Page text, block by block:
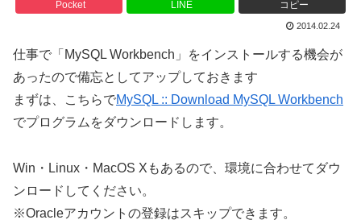
Pocket LINE コピー
2014.02.24
仕事で「MySQL Workbench」をインストールする機会が
あったので備忘としてアップしておきます
まずは、こちらでMySQL :: Download MySQL Workbench
でプログラムをダウンロードします。
Win・Linux・MacOS Xもあるので、環境に合わせてダウ
ンロードしてください。
※Oracleアカウントの登録はスキップできます。